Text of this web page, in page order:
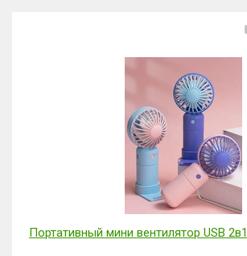
Портативный мини вентилятор USB